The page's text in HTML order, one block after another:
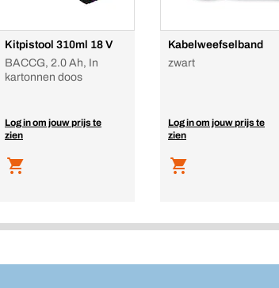
Kitpistool 310ml 18 V
BACCG, 2.0 Ah, In
kartonnen doos
Log in om jouw prijs te
zien
Kabelweefselband
zwart
Log in om jouw prijs te
zien